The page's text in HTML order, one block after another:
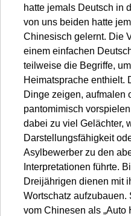
hatte jemals Deutsch in
von uns beiden hatte
Chinesisch gelernt. Die
einem einfachen
teilweise die Begriffe,
Heimatsprache enthielt.
Dinge zeigen, aufmalen
pantomimisch
dabei zu viel Gelächter,
Darstellungsfähigkeit
Asylbewerber zu den
Interpretationen führte.
Dreijährigen dienen mit
Wortschatz aufzubauen.
vom Chinesen als „Auto